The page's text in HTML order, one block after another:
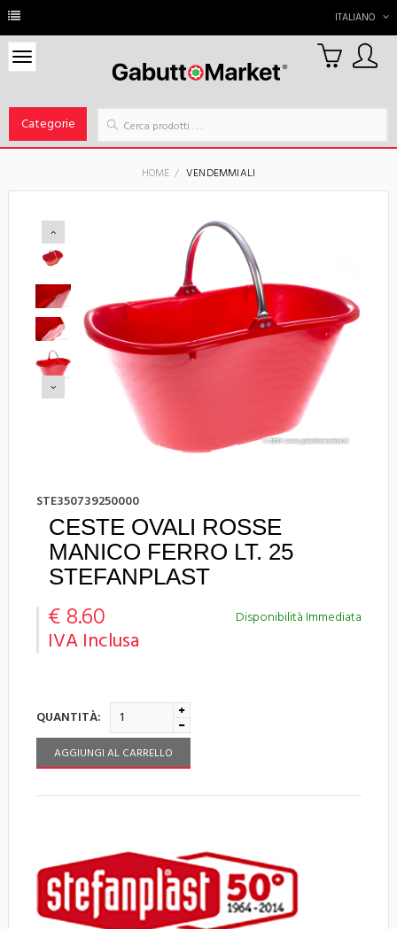
ITALIANO
Categorie
0
Carrello
HOME VENDEMMIALI
STE350739250000
CESTE OVALI ROSSE
MANICO FERRO LT. 25
STEFANPLAST
Disponibilità Immediata
€ 8.60
IVA Inclusa
QUANTITÀ:
AGGIUNGI AL CARRELLO